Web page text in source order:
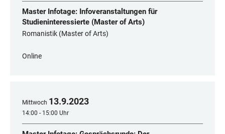
Master Infotage: Infoveranstaltungen für
Studieninteressierte (Master of Arts)
Romanistik (Master of Arts)
Online
Mittwoch 13.9.2023
14:00 - 15:00 Uhr